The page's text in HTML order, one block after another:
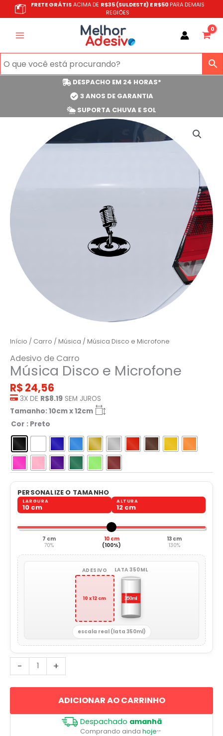
para
FRETE GRÁTISACIMA DE R$35 (SULDESTE) E R$50 PARA DEMAIS
REGIÕES
DESPACHO EM 24 HORAS*
3 ANOS DE GARANTIA
SUPORTA CHUVA E SOL
Início / Carro / Música / Música Disco e Microfone
Adesivo de Carro
Música Disco e Microfone
R$ 24,56
3X DE R$8.19 SEM JUROS
Tamanho: 10cm x 12cm
Cor : Preto
PERSONALIZE O TAMANHO
LARGURA
10 cm
ALTURA
12 cm
7 cm
70%
10 cm
(100%)
13 cm
130%
ADESIVO
10 x 12 cm
LATA 350ML
escala real (lata 350ml)
-
Disco
e
quantidade
+
ADICIONAR AO CARRINHO
Despachado amanhã
Comprando ainda hoje**